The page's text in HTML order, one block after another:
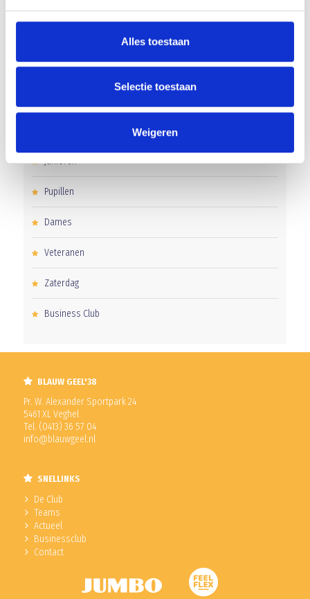
Alles toestaan
Selectie toestaan
Weigeren
CATEGORIEËN
Junioren
Pupillen
Dames
Veteranen
Zaterdag
Business Club
BLAUW GEEL'38
Pr. W. Alexander Sportpark 24
5461 XL Veghel
Tel. (0413) 36 57 04
info@blauwgeel.nl
SNELLINKS
De Club
Teams
Actueel
Businessclub
Contact